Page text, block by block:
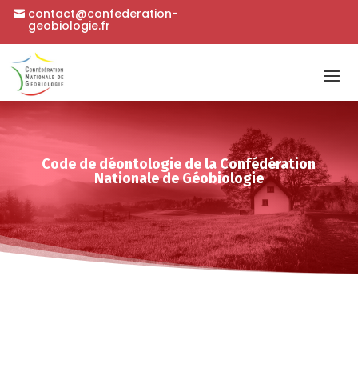
contact@confederation-
geobiologie.fr
Code de déontologie de la Confédération
Nationale de Géobiologie